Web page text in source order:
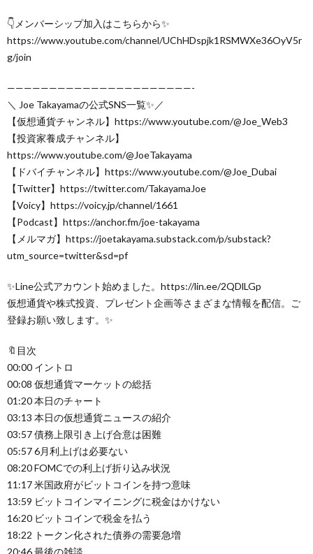
👇メンバーシップ加入はこちらから✨
https://www.youtube.com/channel/UChHDspjk1RSMWXe36OyV5r
g/join
——————————————————————-
＼ Joe Takayamaの公式SNS一覧✨／
【仮想通貨チャンネル】https://www.youtube.com/@Joe_Web3
【投資家養成チャンネル】
https://www.youtube.com/@JoeTakayama
【ドバイチャンネル】https://www.youtube.com/@Joe_Dubai
【Twitter】https://twitter.com/TakayamaJoe
【Voicy】https://voicy.jp/channel/1661
【Podcast】https://anchor.fm/joe-takayama
【メルマガ】https://joetakayama.substack.com/p/substack?
utm_source=twitter&sd=pf
✨Line公式アカウント始めました。https://lin.ee/2QDlLGp
仮想通貨や株式投資、プレゼント企画等さまざまな情報を配信。ご
登録お願い致します。✨
🔖目次
00:00 イントロ
00:08 仮想通貨マーケットの総括
01:20 本日のチャート
03:13 本日の仮想通貨ニュースの紹介
03:57 債務上限引き上げ合意は困難
05:57 6月利上げは必要ない
08:20 FOMCでの利上げ折り込み状況
11:17 米国政府がビットコインを持つ意味
13:59 ビットコインマイニングに税金はかけない
16:20 ビットコインで税金を払う
18:22 トークン化された債券の需要急増
20:46 最後の雑談